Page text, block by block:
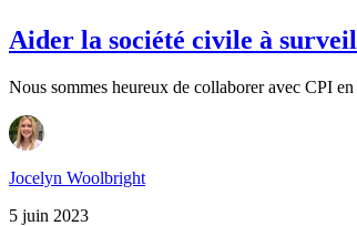
Aider la société civile à
Nous sommes heureux de collaborer avec CPI
Jocelyn Woolbright
5 juin 2023